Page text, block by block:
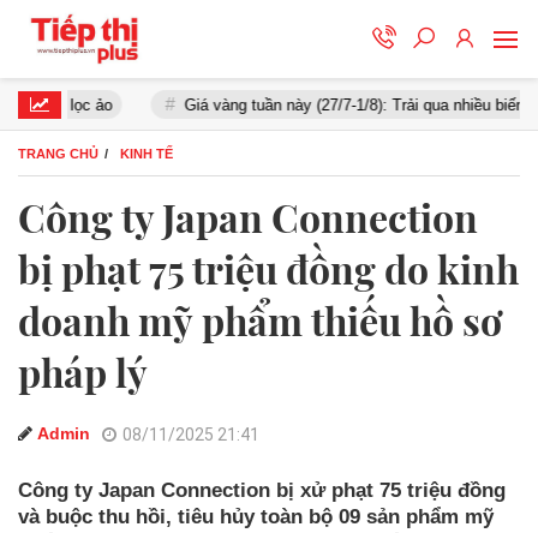
lọc ảo Giá vàng tuần này (27/7-1/8): Trải qua nhiều biến động
TRANG CHỦ KINH TẾ
Công ty Japan Connection
bị phạt 75 triệu đồng do kinh
doanh mỹ phẩm thiếu hồ sơ
pháp lý
Admin 08/11/2025 21:41
Công ty Japan Connection bị xử phạt 75 triệu đồng
và buộc thu hồi, tiêu hủy toàn bộ 09 sản phẩm mỹ